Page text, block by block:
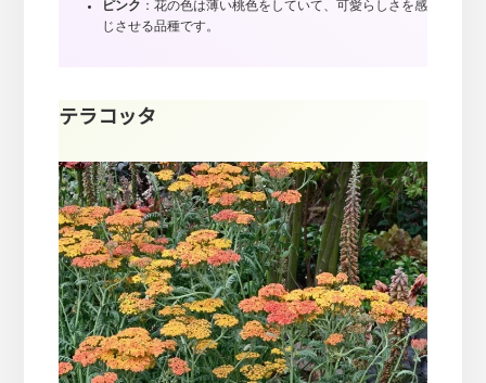
ピンク ：花の色は薄い桃色をしていて、可愛らしさを感
じさせる品種です。
テラコッタ